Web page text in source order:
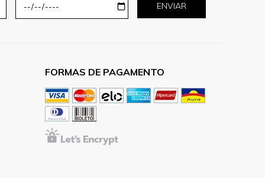
ENVIAR
FORMAS DE PAGAMENTO